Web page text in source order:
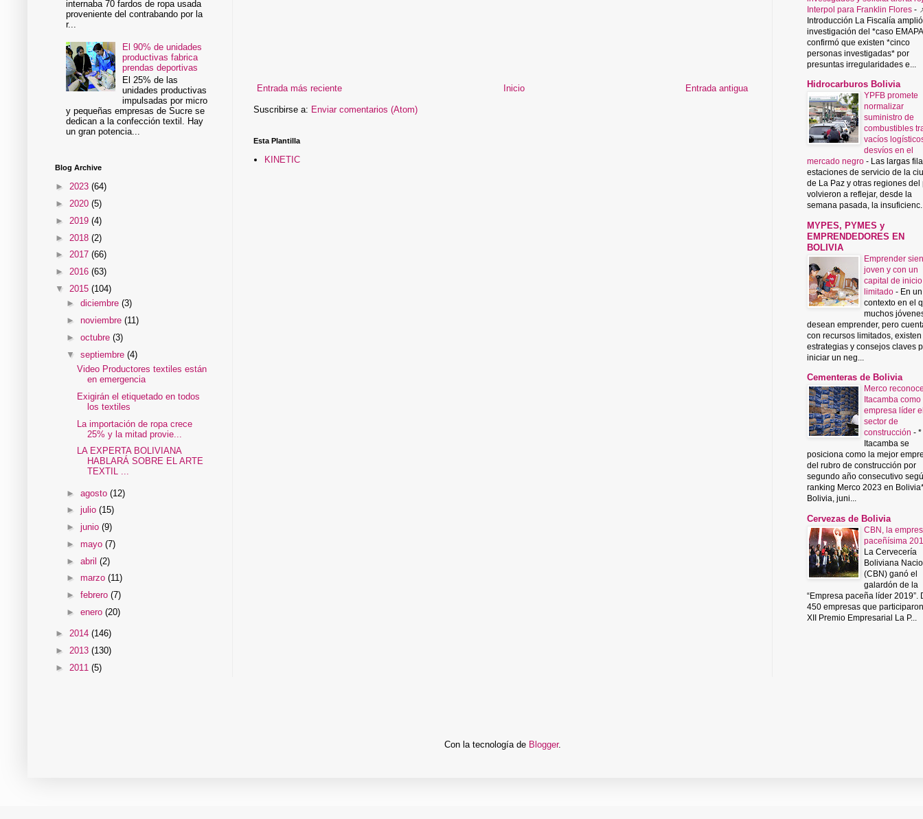
Entrada más reciente Entrada antigua
Inicio
Suscribirse a: Enviar comentarios (Atom)
Esta Plantilla
KINETIC
internaba 70 fardos de ropa usada
proveniente del contrabando por la
r...
El 90% de unidades
productivas fabrica
prendas deportivas
El 25% de las
unidades productivas
impulsadas por micro
y pequeñas empresas de Sucre se
dedican a la confección textil. Hay
un gran potencia...
Blog Archive
► 2023 (64)
► 2020 (5)
► 2019 (4)
► 2018 (2)
► 2017 (66)
► 2016 (63)
▼ 2015 (104)
► diciembre (3)
► noviembre (11)
► octubre (3)
▼ septiembre (4)
Video Productores textiles están
en emergencia
Exigirán el etiquetado en todos
los textiles
La importación de ropa crece
25% y la mitad provie...
LA EXPERTA BOLIVIANA
HABLARÁ SOBRE EL ARTE
TEXTIL ...
► agosto (12)
► julio (15)
► junio (9)
► mayo (7)
► abril (2)
► marzo (11)
► febrero (7)
► enero (20)
► 2014 (146)
► 2013 (130)
► 2011 (5)
Interpol para Franklin Flores -
Introducción La Fiscalía
investigación del *caso
confirmó que existen *cinco
personas investigadas* por
presuntas irregularidades e...
Hidrocarburos Bolivia
YPFB promete
normalizar
suministro de
combustibles
vacíos
desvíos en el
mercado negro - Las largas
estaciones de servicio de la
de La Paz y otras regiones del
volvieron a reflejar, desde la
semana pasada, la
MYPES, PYMES y
EMPRENDEDORES EN
BOLIVIA
Emprender
joven y con un
capital de inicio
limitado - En un
contexto en el
muchos
desean emprender, pero
con recursos limitados, existen
estrategias y consejos claves
iniciar un neg...
Cementeras de Bolivia
Merco
Itacamba como
empresa líder
sector de
construcción - *
Itacamba se
posiciona como la mejor
del rubro de construcción por
segundo año consecutivo
ranking Merco 2023 en
Bolivia, juni...
Cervezas de Bolivia
CBN, la
paceñísima
La Cervecería
Boliviana
(CBN) ganó el
galardón de la
“Empresa paceña líder 2019”.
450 empresas que
XII Premio Empresarial La P...
Con la tecnología de Blogger.